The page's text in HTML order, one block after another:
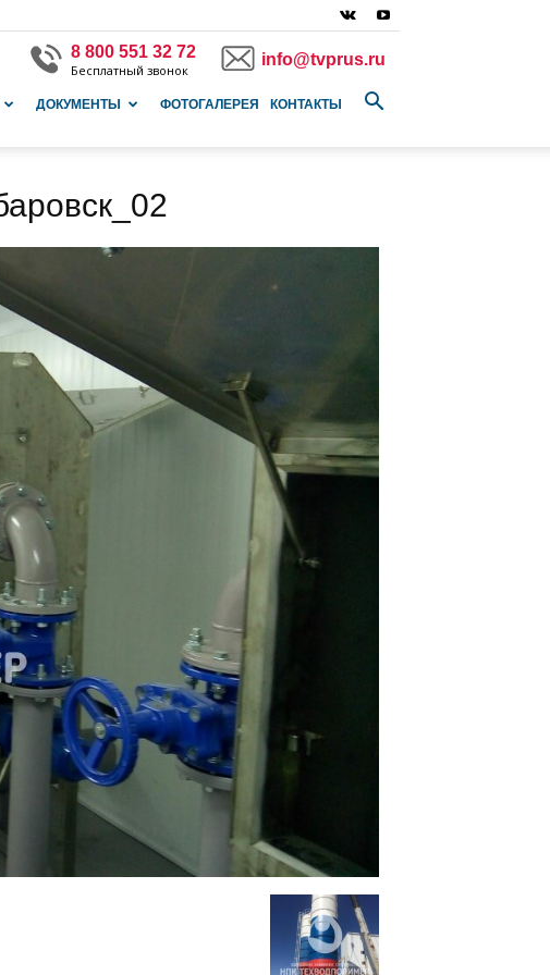
8 800 551 32 72
Бесплатный звонок
info@tvprus.ru
ДОКУМЕНТЫ ФОТОГАЛЕРЕЯ КОНТАКТЫ